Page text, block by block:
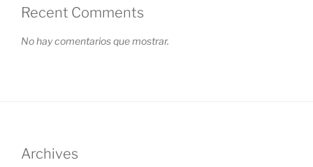
Recent Comments
No hay comentarios que mostrar.
Archives